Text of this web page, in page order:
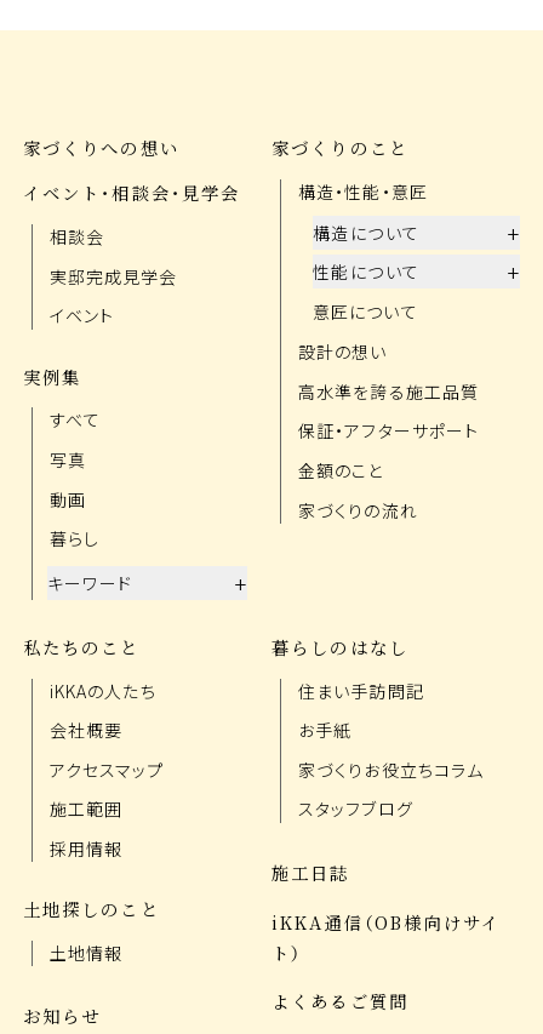
家づくりへの想い
イベント・相談会・見学会
相談会
実邸完成見学会
イベント
実例集
すべて
写真
動画
暮らし
キーワード
+
家づくりのこと
構造・性能・意匠
構造について
+
性能について +
意匠について
設計の想い
高水準を誇る施工品質
保証・アフターサポート
金額のこと
家づくりの流れ
私たちのこと
iKKAの人たち
会社概要
アクセスマップ
施工範囲
採用情報
土地探しのこと
土地情報
お知らせ
暮らしのはなし
住まい手訪問記
お手紙
家づくりお役立ちコラム
スタッフブログ
施工日誌
iKKA通信（OB様向けサイ
ト）
よくあるご質問